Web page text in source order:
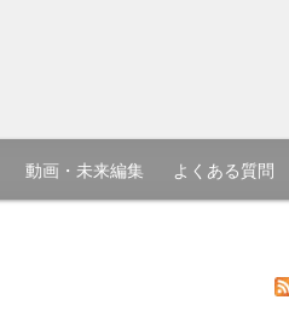
動画・未来編集 よくある質問